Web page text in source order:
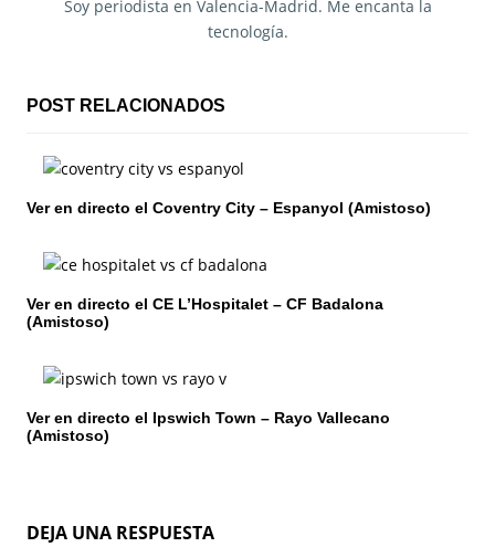
i
n
d
e
e
r
d
Soy periodista en Valencia-Madrid. Me encanta la
tecnología.
POST RELACIONADOS
Ver en directo el Coventry City – Espanyol (Amistoso)
Ver en directo el CE L’Hospitalet – CF Badalona
(Amistoso)
Ver en directo el Ipswich Town – Rayo Vallecano
(Amistoso)
DEJA UNA RESPUESTA